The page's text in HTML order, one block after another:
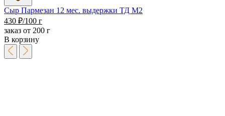
Сыр Пармезан 12 мес. выдержки ТД М2
430 ₽/100 г
заказ от 200 г
В корзину